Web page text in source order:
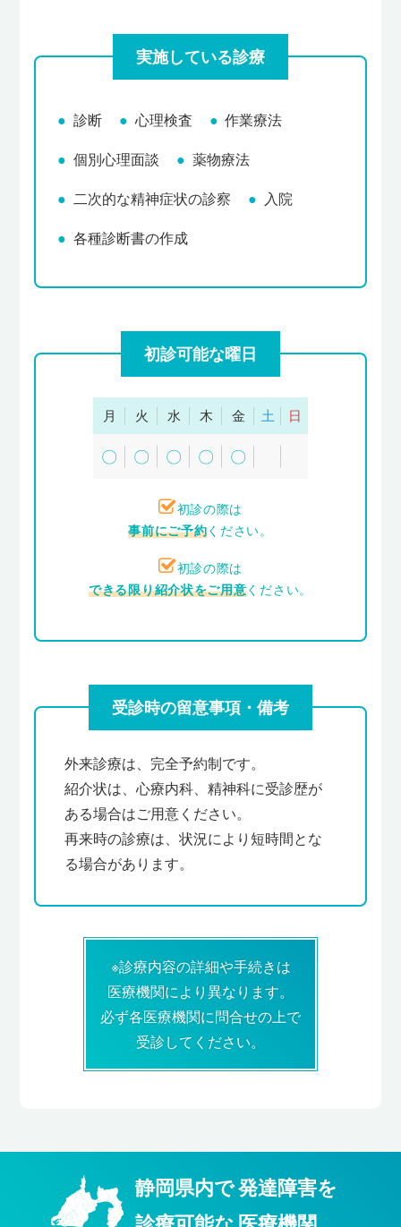
実施している診療
診断 心理検査 作業療法
個別心理面談 薬物療法
二次的な精神症状の診察 入院
各種診断書の作成
初診可能な曜日
月 火 水 木 金 土 日
〇 〇 〇 〇 〇
初診の際は
事前にご予約ください。
初診の際は
できる限り紹介状をご用意ください。
受診時の留意事項・備考
外来診療は、完全予約制です。
紹介状は、心療内科、精神科に受診歴が
ある場合はご用意ください。
再来時の診療は、状況により短時間とな
る場合があります。
※診療内容の詳細や手続きは
医療機関により異なります。
必ず各医療機関に問合せの上で
受診してください。
静岡県内で発達障害を